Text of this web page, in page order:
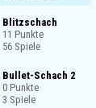
Blitzschach
11 Punkte
56 Spiele
Bullet-Schach 2
0 Punkte
3 Spiele